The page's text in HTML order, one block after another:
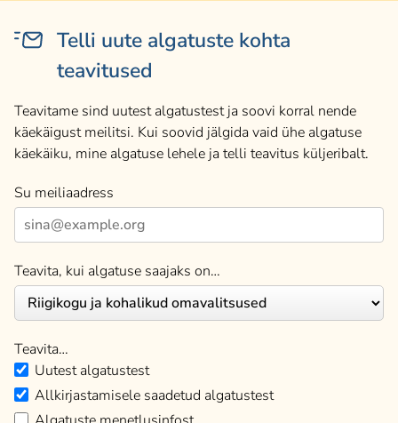
Telli uute algatuste kohta
teavitused
Teavitame sind uutest algatustest ja soovi korral nende
käekäigust meilitsi. Kui soovid jälgida vaid ühe algatuse
käekäiku, mine algatuse lehele ja telli teavitus küljeribalt.
Su meiliaadress
Teavita, kui algatuse saajaks on…
Teavita…
Uutest algatustest
Allkirjastamisele saadetud algatustest